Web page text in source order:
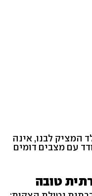
המציק לבנו, אינה
עם מצבים דומים
טובה